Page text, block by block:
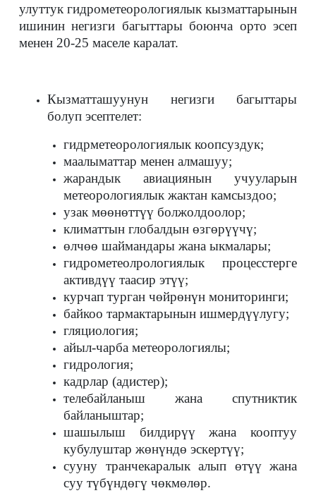
улуттук гидрометеорологиялык кызматтарынын
ишинин негизги багыттары боюнча орто эсеп
менен 20-25 маселе каралат.
Кызматташуунун негизги багыттары
болуп эсептелет:
гидрметеорологиялык коопсуздук;
маалыматтар менен алмашуу;
жарандык авиациянын учууларын
метеорологиялык жактан камсыздоо;
узак мөөнөттүү болжолдоолор;
климаттын глобалдын өзгөрүүчү;
өлчөө шаймандары жана ыкмалары;
гидрометеолрологиялык процесстерге
активдүү таасир этүү;
курчап турган чөйрөнүн мониторинги;
байкоо тармактарынын ишмердүүлугу;
гляциология;
айыл-чарба метеорологиялы;
гидрология;
кадрлар (адистер);
телебайланыш жана спутниктик
байланыштар;
шашылыш билдирүү жана кооптуу
кубулуштар жөнүндө эскертүү;
сууну транчекаралык алып өтүү жана
суу түбүндөгү чөкмөлөр.